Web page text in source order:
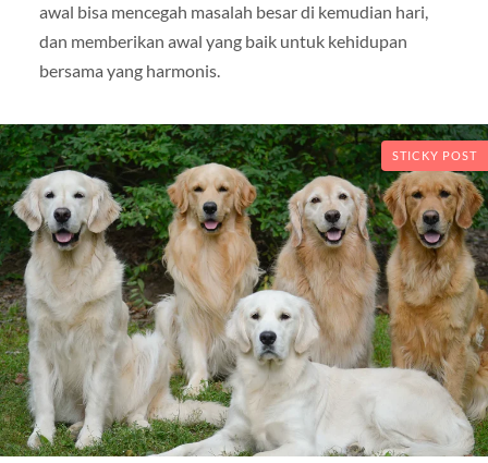
awal bisa mencegah masalah besar di kemudian hari,
dan memberikan awal yang baik untuk kehidupan
bersama yang harmonis.
STICKY POST